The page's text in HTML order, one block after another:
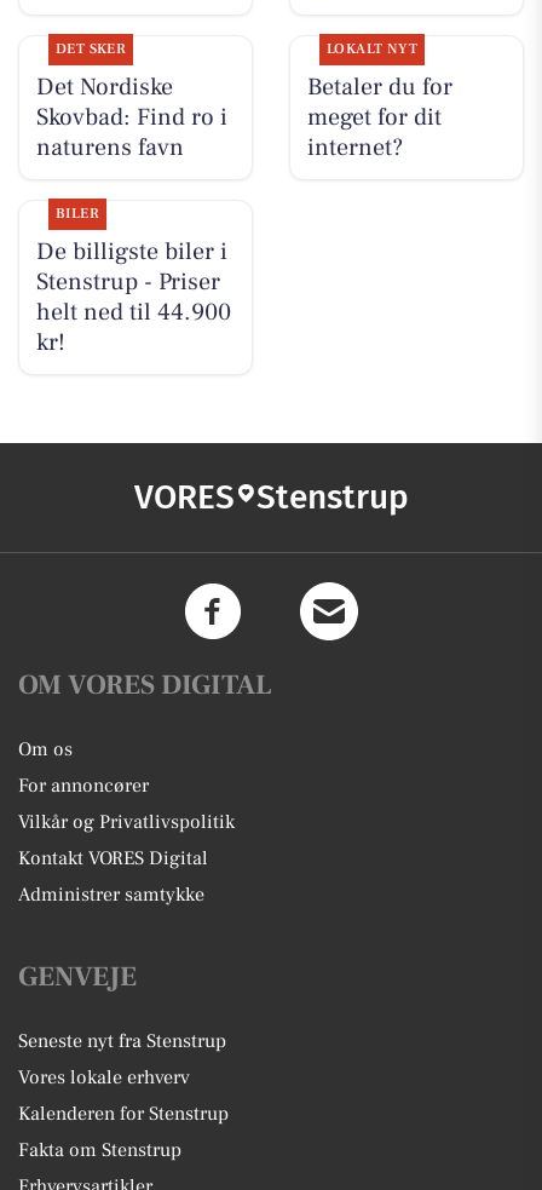
DET SKER
Det Nordiske
Skovbad: Find ro i
naturens favn
LOKALT NYT
Betaler du for
meget for dit
internet?
BILER
De billigste biler i
Stenstrup - Priser
helt ned til 44.900
kr!
VORES Stenstrup
OM VORES DIGITAL
Om os
For annoncører
Vilkår og Privatlivspolitik
Kontakt VORES Digital
Administrer samtykke
GENVEJE
Seneste nyt fra Stenstrup
Vores lokale erhverv
Kalenderen for Stenstrup
Fakta om Stenstrup